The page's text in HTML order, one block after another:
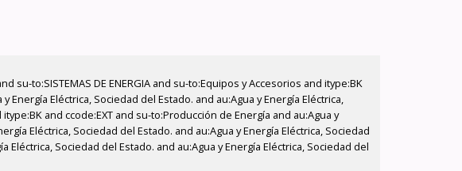
to:SISTEMAS DE ENERGIA and su-to:Equipos y Accesorios and itype:BK
Eléctrica, Sociedad del Estado. and au:Agua y Energía Eléctrica,
and ccode:EXT and su-to:Producción de Energía and au:Agua y
Eléctrica, Sociedad del Estado. and au:Agua y Energía Eléctrica, Sociedad
Sociedad del Estado. and au:Agua y Energía Eléctrica, Sociedad del